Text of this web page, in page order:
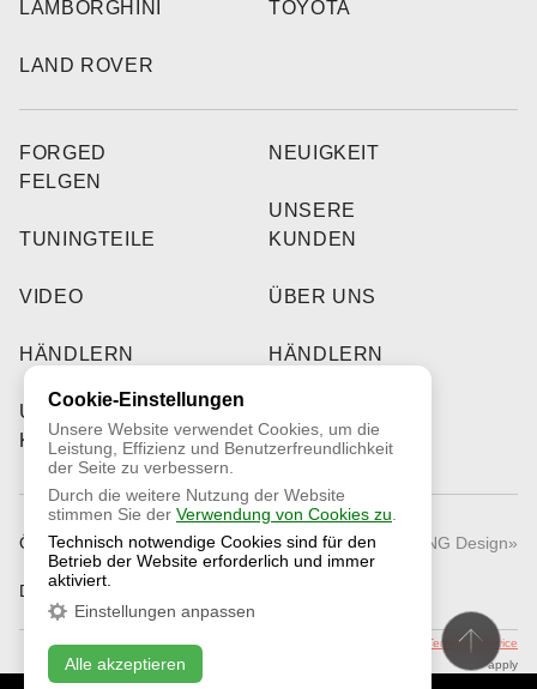
LAMBORGHINI
LAND ROVER
TOYOTA
FORGED
FELGEN
TUNINGTEILE
VIDEO
HÄNDLERN
UNSERE
KUNDEN
NEUIGKEIT
UNSERE
KUNDEN
ÜBER UNS
HÄNDLERN
© 2026 «RNG Design»
Öffentliches Angebot
Datenschutzrichtlinie
This site is protected by reCAPTCHA and the Google
Terms of Service
apply
Cookie-Einstellungen
Unsere Website verwendet Cookies, um die
Leistung, Effizienz und Benutzerfreundlichkeit
der Seite zu verbessern.
Durch die weitere Nutzung der Website
stimmen Sie der Verwendung von Cookies zu
Technisch notwendige Cookies sind für den
Betrieb der Website erforderlich und immer
aktiviert.
Einstellungen anpassen
Alle akzeptieren